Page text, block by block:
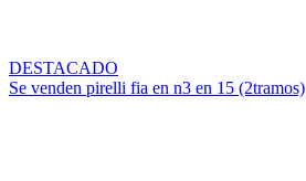
DESTACADO
Se venden pirelli fia en n3 en 15 (2tramos)